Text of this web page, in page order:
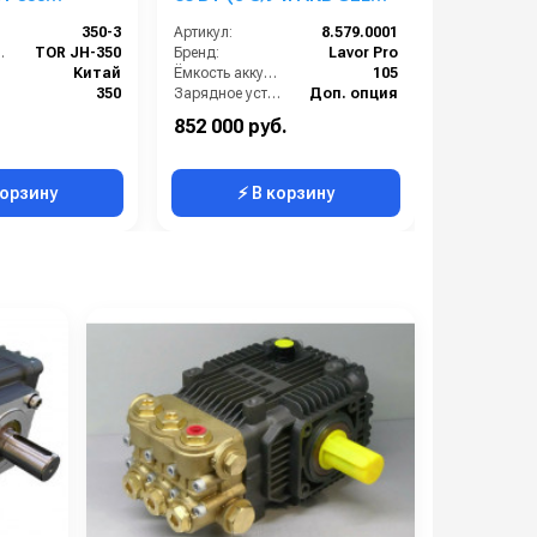
350-3
TOR JH-350
Китай
350
Артикул:
8.579.0001
Бренд:
Lavor Pro
Ёмкость аккумулятора (Ач):
105
Зарядное устройство:
Доп. опция
Модель:
852 000 руб.
⚡ В корзину